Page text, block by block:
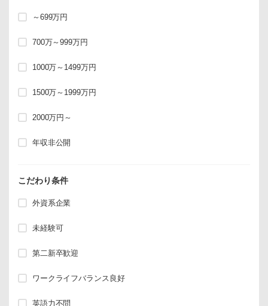
～699万円
700万～999万円
1000万～1499万円
1500万～1999万円
2000万円～
年収非公開
こだわり条件
外資系企業
未経験可
第二新卒歓迎
ワークライフバランス良好
英語力不問